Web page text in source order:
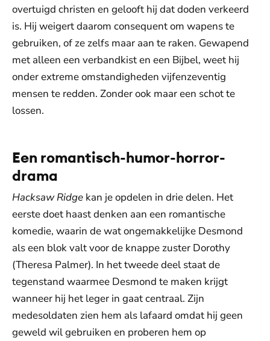
overtuigd christen en gelooft hij dat doden verkeerd
is. Hij weigert daarom consequent om wapens te
gebruiken, of ze zelfs maar aan te raken. Gewapend
met alleen een verbandkist en een Bijbel, weet hij
onder extreme omstandigheden vijfenzeventig
mensen te redden. Zonder ook maar een schot te
lossen.
Een romantisch-humor-horror-
drama
Hacksaw Ridge kan je opdelen in drie delen. Het
eerste doet haast denken aan een romantische
komedie, waarin de wat ongemakkelijke Desmond
als een blok valt voor de knappe zuster Dorothy
(Theresa Palmer). In het tweede deel staat de
tegenstand waarmee Desmond te maken krijgt
wanneer hij het leger in gaat centraal. Zijn
medesoldaten zien hem als lafaard omdat hij geen
geweld wil gebruiken en proberen hem op